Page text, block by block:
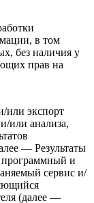
в том
без наличия у
прав на
или экспорт
или анализа,
— Результаты
и
сервис и/
(далее —